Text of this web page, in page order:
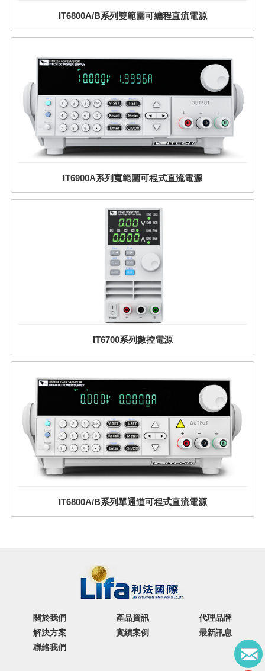
IT6800A/B系列雙範圍可編程直流電源
IT6900A系列寬範圍可程式直流電源
IT6700系列數控電源
IT6800A/B系列單通道可程式直流電源
關於我們 產品資訊
代理品牌
解決方案
實績案例
最新訊息
聯絡我們